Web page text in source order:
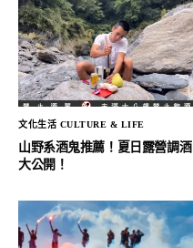
文化生活 CULTURE & LIFE
山野系酒鬼推薦！夏日露營調酒
大公開！